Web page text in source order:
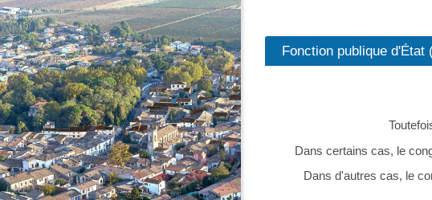
Fonction publique d'État
Dans certains cas, le
Dans d'autres cas, le